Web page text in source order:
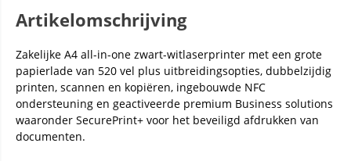
Artikelomschrijving
Zakelijke A4 all-in-one zwart-witlaserprinter met een grote
papierlade van 520 vel plus uitbreidingsopties, dubbelzijdig
printen, scannen en kopiëren, ingebouwde NFC
ondersteuning en geactiveerde premium Business solutions
waaronder SecurePrint+ voor het beveiligd afdrukken van
documenten.